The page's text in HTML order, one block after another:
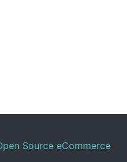
Source eCommerce